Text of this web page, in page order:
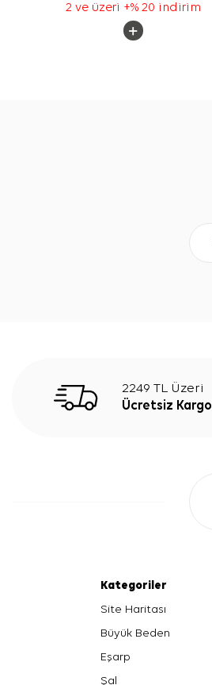
2 ve üzeri +% 20 indirim
2249 TL Üzeri
Ücretsiz Kargo
Kategoriler
Site Haritası
Büyük Beden
Eşarp
Şal